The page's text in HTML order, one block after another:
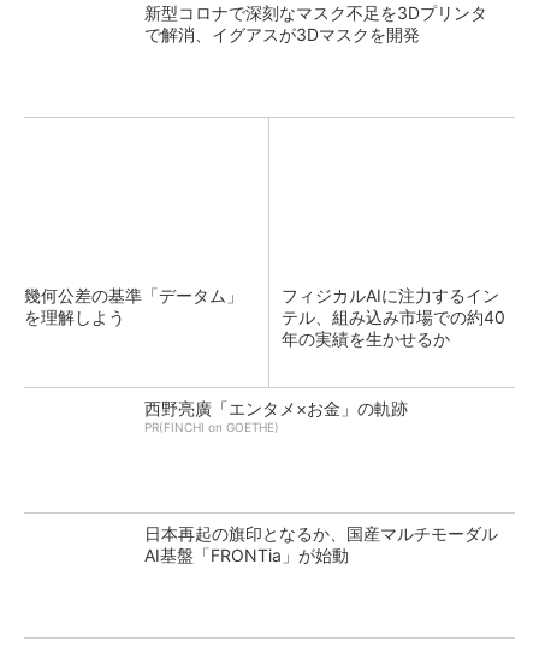
新型コロナで深刻なマスク不足を3Dプリンタ
で解消、イグアスが3Dマスクを開発
幾何公差の基準「データム」
を理解しよう
フィジカルAIに注力するイン
テル、組み込み市場での約40
年の実績を生かせるか
西野亮廣「エンタメ×お金」の軌跡
PR(FINCHI on GOETHE)
日本再起の旗印となるか、国産マルチモーダル
AI基盤「FRONTia」が始動